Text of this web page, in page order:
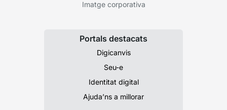
Imatge corporativa
Portals destacats
Digicanvis
Seu-e
Identitat digital
Ajuda’ns a millorar